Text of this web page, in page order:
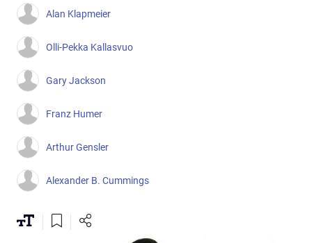
Alan Klapmeier
Olli-Pekka Kallasvuo
Gary Jackson
Franz Humer
Arthur Gensler
Alexander B. Cummings